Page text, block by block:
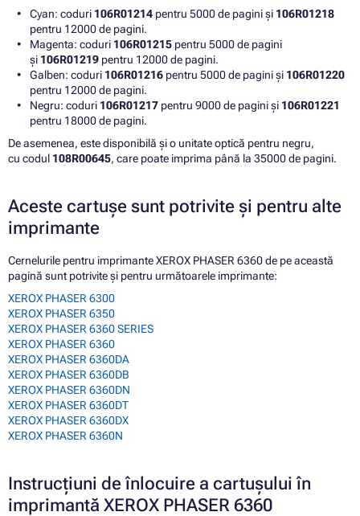
Cyan: coduri 106R01214 pentru 5000 de pagini și 106R01218
pentru 12000 de pagini.
Magenta: coduri 106R01215 pentru 5000 de pagini
și 106R01219 pentru 12000 de pagini.
Galben: coduri 106R01216 pentru 5000 de pagini și 106R01220
pentru 12000 de pagini.
Negru: coduri 106R01217 pentru 9000 de pagini și 106R01221
pentru 18000 de pagini.
De asemenea, este disponibilă și o unitate optică pentru negru,
cu codul 108R00645, care poate imprima până la 35000 de pagini.
Aceste cartușe sunt potrivite și pentru alte
imprimante
Cernelurile pentru imprimante XEROX PHASER 6360 de pe această
pagină sunt potrivite și pentru următoarele imprimante:
XEROX PHASER 6300
XEROX PHASER 6350
XEROX PHASER 6360 SERIES
XEROX PHASER 6360
XEROX PHASER 6360DA
XEROX PHASER 6360DB
XEROX PHASER 6360DN
XEROX PHASER 6360DT
XEROX PHASER 6360DX
XEROX PHASER 6360N
Instrucțiuni de înlocuire a cartușului în
imprimantă XEROX PHASER 6360